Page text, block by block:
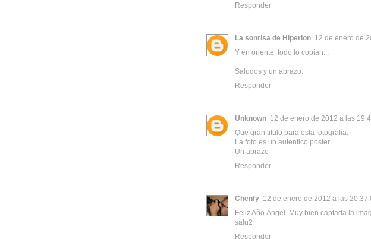
Responder
La sonrisa de Hiperion 12 de enero de
Y en oriente, todo lo copian...
Saludos y un abrazo.
Responder
Unknown 12 de enero de 2012 a las
Que gran titulo para esta fotografía.
La foto es un autentico poster.
Un abrazo
Responder
Chenfy 12 de enero de 2012 a las
Feliz Año Ángel. Muy bien captada la
salu2
Responder